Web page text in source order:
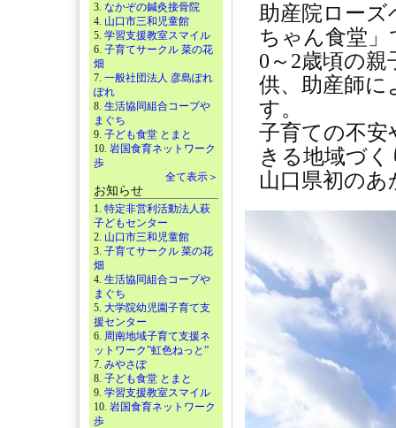
3. なかぞの鍼灸接骨院
4. 山口市三和児童館
5. 学習支援教室スマイル
6. 子育てサークル 菜の花
畑
7. 一般社団法人 彦島ぽれ
ぽれ
8. 生活協同組合コープや
まぐち
9. 子ども食堂 とまと
10. 岩国食育ネットワーク
歩
全て表示＞
お知らせ
1. 特定非営利活動法人萩
子どもセンター
2. 山口市三和児童館
3. 子育てサークル 菜の花
畑
4. 生活協同組合コープや
まぐち
5. 大学院幼児園子育て支
援センター
6. 周南地域子育て支援ネ
ットワーク”虹色ねっと”
7. みやさぽ
8. 子ども食堂 とまと
9. 学習支援教室スマイル
10. 岩国食育ネットワーク
歩
助産院ロー
ちゃん食堂」
0～2歳頃の
供、助産師に
す。
子育ての不安
きる地域づ
山口県初の